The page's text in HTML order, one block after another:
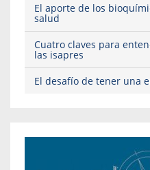
El aporte de los
salud
Cuatro claves para
las isapres
El desafío de tener una